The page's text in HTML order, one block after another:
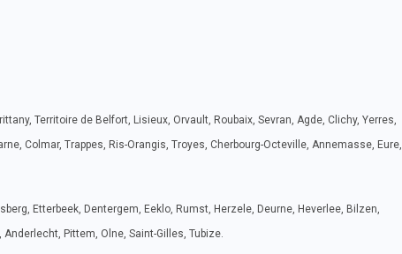
Territoire de Belfort, Lisieux, Orvault, Roubaix, Sevran, Agde, Clichy, Yerres,
Colmar, Trappes, Ris-Orangis, Troyes, Cherbourg-Octeville, Annemasse, Eure,
Etterbeek, Dentergem, Eeklo, Rumst, Herzele, Deurne, Heverlee, Bilzen,
Pittem, Olne, Saint-Gilles, Tubize.